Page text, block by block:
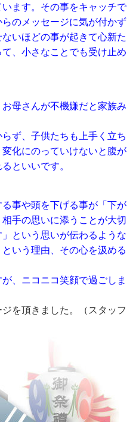
ます。その事をキャッチで
のメッセージに気が付かず
いほどの事が起きて心新た
、小さなことでも受け止め
母さんが不機嫌だと家族み
ず、子供たちも上手く立ち
化にのっていけないと腹が
といいです。
事や頭を下げる事が「下が
手の思いに添うことが大切
という思いが伝わるような
いう理由、その心を汲める
、ニコニコ笑顔で過ごしま
を頂きました。（スタッフ